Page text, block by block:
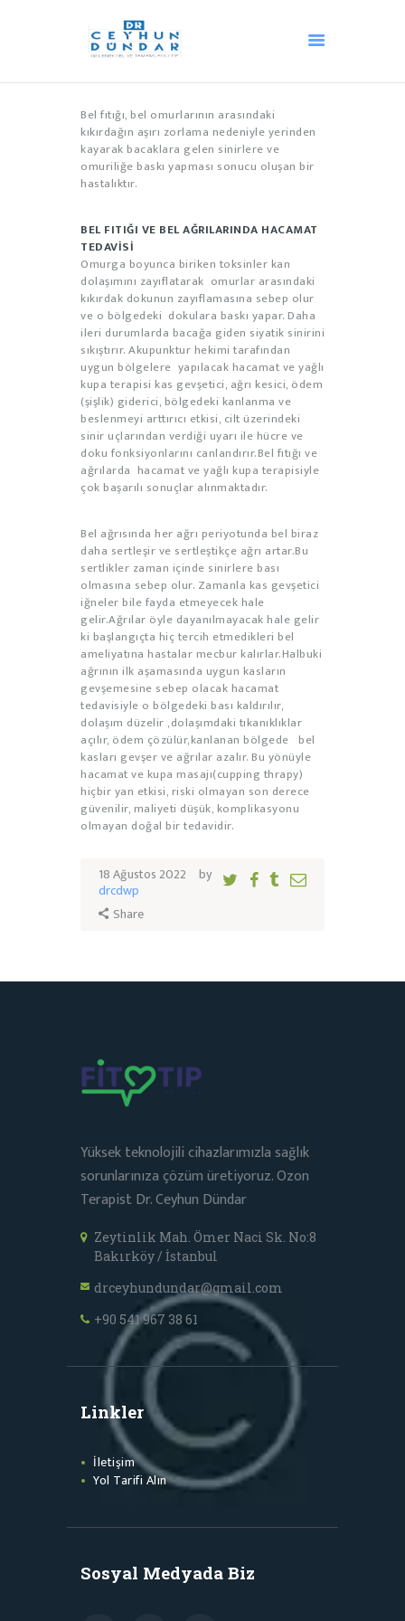
ANA SAYFA
AKUPUNKTUR
HACAMAT
ANDULASYON
DIĞER TEDAVILER
MEDIKAL ESTETIK
BLOG
İLETIŞIM
HAKKIMIZDA
TÜRKÇE
Bel fıtığı, bel omurlarının arasındaki
kıkırdağın aşırı zorlama nedeniyle yerinden
kayarak bacaklara gelen sinirlere ve
omuriliğe baskı yapması sonucu oluşan bir
hastalıktır.
BEL FITIĞI VE BEL AĞRILARINDA HACAMAT
TEDAVİSİ
Omurga boyunca biriken toksinler kan
dolaşımını zayıflatarak omurlar arasındaki
kıkırdak dokunun zayıflamasına sebep olur
ve o bölgedeki dokulara baskı yapar. Daha
ileri durumlarda bacağa giden siyatik sinirini
sıkıştırır. Akupunktur hekimi tarafından
uygun bölgelere yapılacak hacamat ve yağlı
kupa terapisi kas gevşetici, ağrı kesici, ödem
(şişlik) giderici, bölgedeki kanlanma ve
beslenmeyi arttırıcı etkisi, cilt üzerindeki
sinir uçlarından verdiği uyarı ile hücre ve
doku fonksiyonlarını canlandırır.Bel fıtığı ve
ağrılarda hacamat ve yağlı kupa terapisiyle
çok başarılı sonuçlar alınmaktadır.
Bel ağrısında her ağrı periyotunda bel biraz
daha sertleşir ve sertleştikçe ağrı artar.Bu
sertlikler zaman içinde sinirlere bası
olmasına sebep olur. Zamanla kas gevşetici
iğneler bile fayda etmeyecek hale
gelir.Ağrılar öyle dayanılmayacak hale gelir
ki başlangıçta hiç tercih etmedikleri bel
ameliyatına hastalar mecbur kalırlar.Halbuki
ağrının ilk aşamasında uygun kasların
gevşemesine sebep olacak hacamat
tedavisiyle o bölgedeki bası kaldırılır,
dolaşım düzelir ,dolaşımdaki tıkanıklıklar
açılır, ödem çözülür,kanlanan bölgede bel
kasları gevşer ve ağrılar azalır. Bu yönüyle
hacamat ve kupa masajı(cupping thrapy)
hiçbir yan etkisi, riski olmayan son derece
güvenilir, maliyeti düşük, komplikasyonu
olmayan doğal bir tedavidir.
18 Ağustos 2022 by
drcdwp
Share
Yüksek teknolojili cihazlarımızla sağlık
sorunlarınıza çözüm üretiyoruz. Ozon
Terapist Dr. Ceyhun Dündar
Zeytinlik Mah. Ömer Naci Sk. No:8
Bakırköy / İstanbul
drceyhundundar@gmail.com
+90 541 967 38 61
Linkler
İletişim
Yol Tarifi Alın
Sosyal Medyada Biz